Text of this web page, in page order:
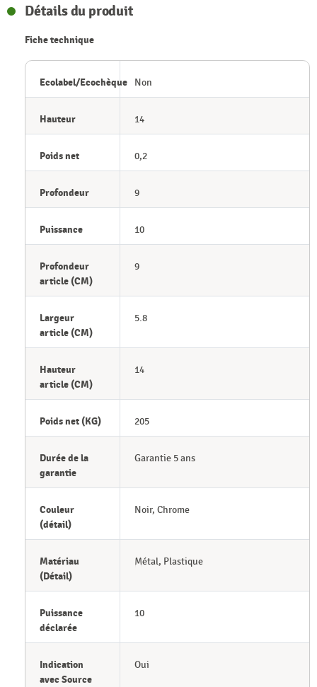
Détails du produit
Fiche technique
Ecolabel/Ecochèque Non
Hauteur 14
Poids net 0,2
Profondeur 9
Puissance 10
Profondeur
article (CM)
9
Largeur
article (CM)
5.8
Hauteur
article (CM)
14
Poids net (KG) 205
Durée de la
garantie
Garantie 5 ans
Couleur
(détail)
Noir, Chrome
Matériau
(Détail)
Métal, Plastique
Puissance
déclarée
10
Indication
avec Source
Oui